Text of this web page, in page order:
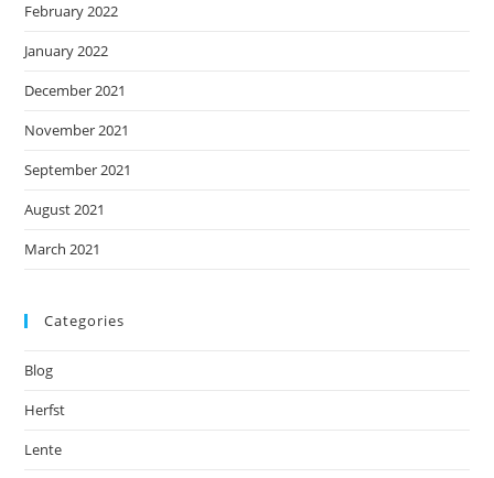
February 2022
January 2022
December 2021
November 2021
September 2021
August 2021
March 2021
Categories
Blog
Herfst
Lente